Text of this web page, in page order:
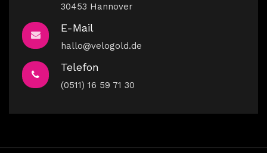
30453 Hannover
E-Mail
hallo@velogold.de
Telefon
(0511) 16 59 71 30